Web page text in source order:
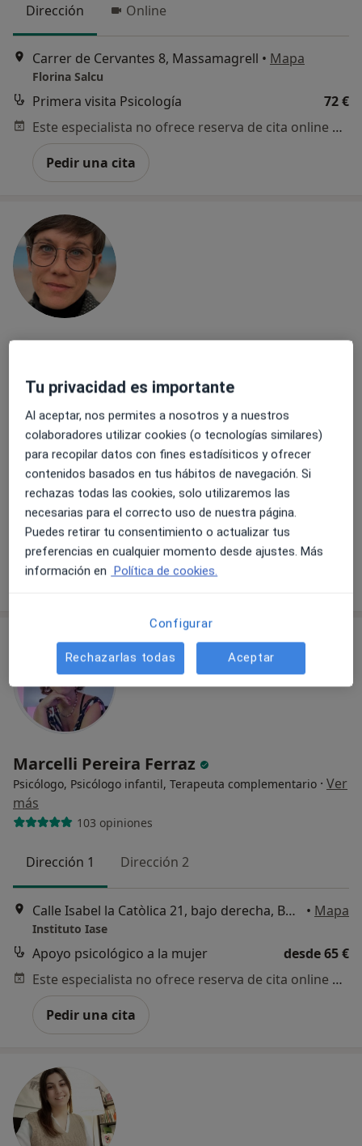
Dirección Online
Carrer de Cervantes 8, Massamagrell • Mapa
Florina Salcu
Primera visita Psicología
72 €
Este especialista no ofrece reserva de cita online en esta dirección.
Pedir una cita
Davinia Pla Vidal
34 opiniones
Dirección Online
Calle Noria 2, bajo, Betera•Mapa
MP CONTIGO
Consulta online
Pedir una cita
Marcelli Pereira Ferraz
Psicólogo, Psicólogo infantil, Terapeuta complementario · Ver
más
103 opiniones
Dirección 1 Dirección 2
Calle Isabel la Catòlica 21, bajo derecha, Burjassot • Mapa
Instituto Iase
Apoyo psicológico a la mujer
desde 65 €
Este especialista no ofrece reserva de cita online en esta dirección.
Pedir una cita
Tu privacidad es importante
Al aceptar, nos permites a nosotros y a nuestros
colaboradores utilizar cookies (o tecnologías similares)
para recopilar datos con fines estadísiticos y ofrecer
contenidos basados en tus hábitos de navegación. Si
rechazas todas las cookies, solo utilizaremos las
necesarias para el correcto uso de nuestra página.
Puedes retirar tu consentimiento o actualizar tus
preferencias en cualquier momento desde ajustes. Más
información en Política de cookies.
Configurar
Rechazarlas todas Aceptar